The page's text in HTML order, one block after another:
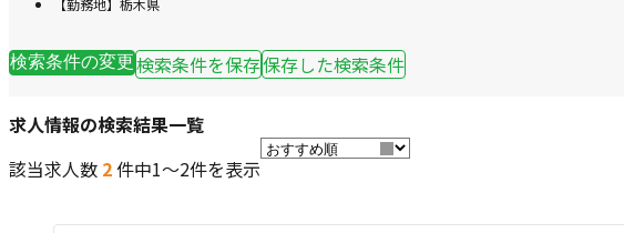
【勤務地】栃木県
検索条件の変更検索条件を保存保存した検索条件
求人情報の検索結果一覧
該当求人数 2件中1～2件を表示